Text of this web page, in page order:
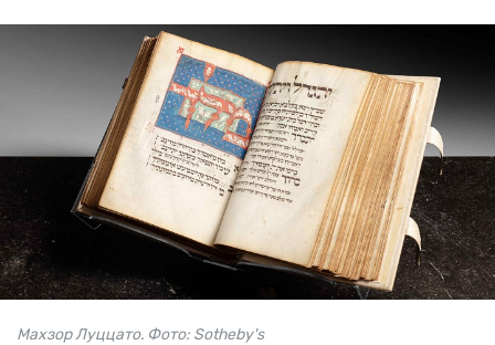
Махзор Луццато. Фото: Sotheby's